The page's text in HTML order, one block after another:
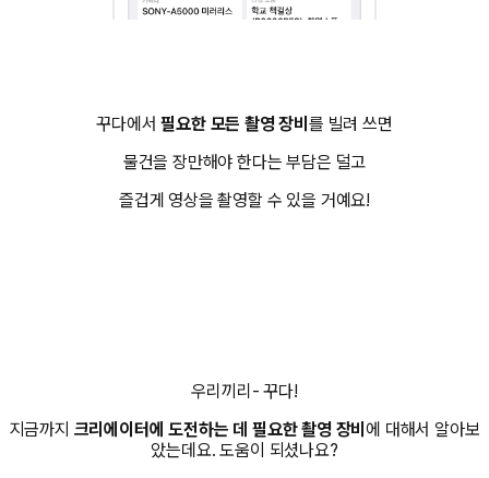
꾸다에서필요한 모든 촬영 장비를 빌려 쓰면
물건을 장만해야 한다는 부담은 덜고
즐겁게 영상을 촬영할 수 있을 거예요!
우리끼리- 꾸다!
지금까지 크리에이터에 도전하는 데 필요한 촬영 장비에 대해서 알아보
았는데요. 도움이 되셨나요?